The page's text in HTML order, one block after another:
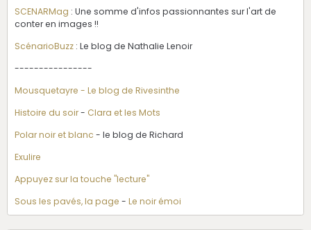
SCENARMag : Une somme d'infos passionnantes sur l'art de
conter en images !!
ScénarioBuzz : Le blog de Nathalie Lenoir
----------------
Mousquetayre - Le blog de Rivesinthe
Histoire du soir- Clara et les Mots
Polar noir et blanc - le blog de Richard
Exulire
Appuyez sur la touche "lecture"
Sous les pavés, la page - Le noir émoi